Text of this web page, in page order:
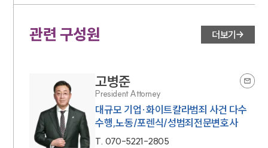
관련 구성원 더보기
고병준
President Attorney
대규모 기업·화이트칼라범죄 사건 다수
수행,노동/포렌식/성범죄전문변호사
T. 070-5221-2805